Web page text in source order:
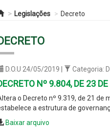
Legislações Decreto
D.O.U 24/05/2019 | Categoria:
Nº 9.804, DE 23
o Decreto nº 9.319, de 21 de
a estrutura de
Baixar arquivo